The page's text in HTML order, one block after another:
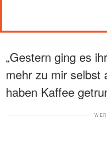
„Gestern ging es
mehr zu mir selbst
haben Kaffee